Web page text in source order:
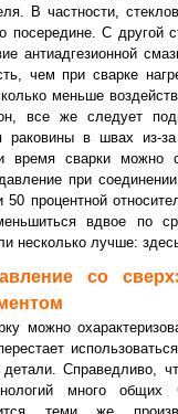
В частности,
посередине. С другой
антиадгезионной
чем при сварке
меньше
все же следует
раковины в швах из-
время сварки можно
при
процентной
вдвое по
несколько лучше:
со
можно
детали. Справедливо,
много общих